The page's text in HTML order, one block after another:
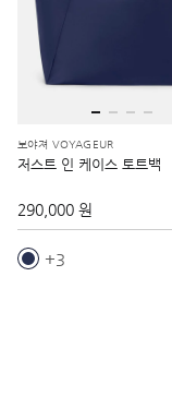
보야져 VOYAGEUR
저스트 인 케이스 토트백
290,000 원
3